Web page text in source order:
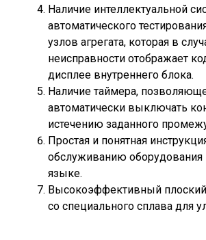
Наличие интеллектуальной
автоматического
узлов агрегата, которая в
неисправности отображает
дисплее внутреннего блока.
Наличие таймера,
автоматически выключать
истечению заданного
Простая и понятная
обслуживанию оборудования
языке.
Высокоэффективный
со специального сплава для